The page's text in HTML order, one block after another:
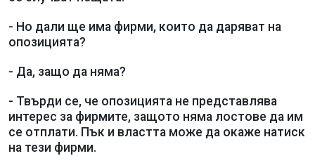
- Но дали ще има фирми, които да даряват на
опозицията?
- Да, защо да няма?
- Твърди се, че опозицията не представлява
интерес за фирмите, защото няма лостове да им
се отплати. Пък и властта може да окаже натиск
на тези фирми.